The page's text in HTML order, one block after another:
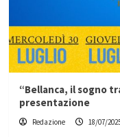
“Bellanca, il sogno
presentazione
Redazione 18/07/